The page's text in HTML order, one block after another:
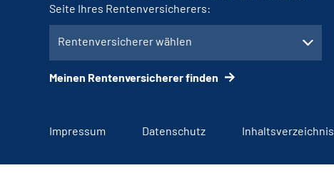
Seite Ihres Rentenversicherers:
Rentenversicherer wählen
Meinen Rentenversicherer finden
Impressum Datenschutz Inhaltsverzeichnis